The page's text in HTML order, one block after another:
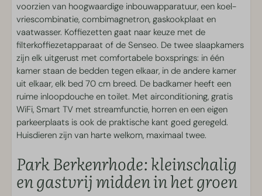
Toegankelijk
Gelijkvloers
Oppervlakte
45 m²
Slaapkamer
Eenpersoonsbed(den): 4
Bedlinnen
Kinderbed plaatsen in slaapkamer
Kledingkast
voorzien van hoogwaardige inbouwapparatuur, een koel-
vriescombinatie, combimagnetron, gaskookplaat en
vaatwasser. Koffiezetten gaat naar keuze met de
filterkoffiezetapparaat of de Senseo. De twee slaapkamers
zijn elk uitgerust met comfortabele boxsprings: in één
kamer staan de bedden tegen elkaar, in de andere kamer
uit elkaar, elk bed 70 cm breed. De badkamer heeft een
ruime inloopdouche en toilet. Met airconditioning, gratis
WiFi, Smart TV met streamfunctie, horren en een eigen
parkeerplaats is ook de praktische kant goed geregeld.
Huisdieren zijn van harte welkom, maximaal twee.
Park Berkenrhode: kleinschalig
en gastvrij midden in het groen